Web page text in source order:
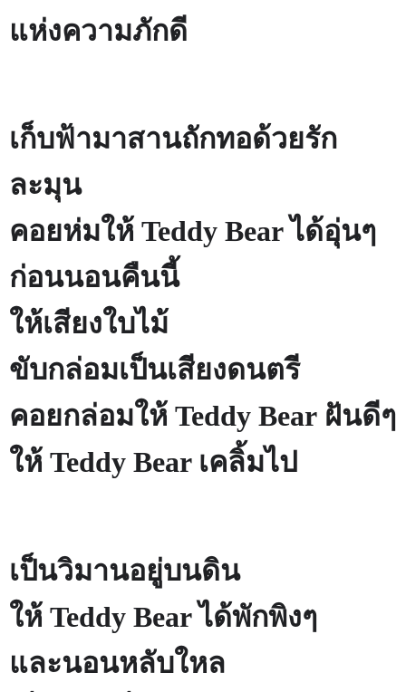
แห่งความภักดี
เก็บฟ้ามาสานถักทอด้วยรัก
ละมุน
คอยห่มให้ Teddy Bearได้อุ่นๆ
ก่อนนอนคืนนี้
ให้เสียงใบไม้
ขับกล่อมเป็นเสียงดนตรี
คอยกล่อมให้ Teddy Bear ฝันดีๆ
ให้ Teddy Bear เคลิ้มไป
เป็นวิมานอยู่บนดิน
ให้ Teddy Bearได้พักพิงๆ
และนอนหลับใหล